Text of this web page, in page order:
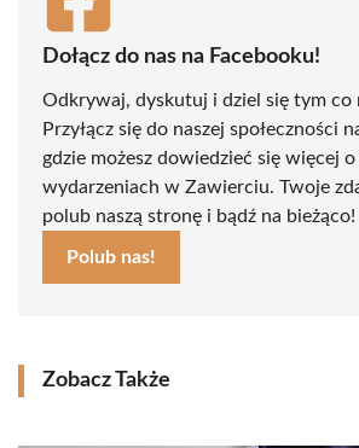
Dołącz do nas na Facebooku!
Odkrywaj, dyskutuj i dziel się tym co
Przyłącz się do naszej społeczności
gdzie możesz dowiedzieć się więcej
wydarzeniach w Zawierciu. Twoje
polub naszą stronę i bądź na bieżąco!
Polub nas!
Zobacz Także